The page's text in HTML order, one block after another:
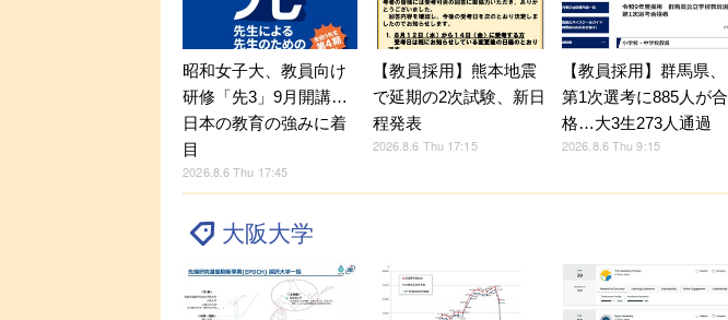
昭和女子大、教員向け
研修「先3」9月開講…
日本の教育の強みに着
目
2026.8.6 Thu 17:45
【教員採用】熊本地震
で延期の2次試験、新日
程発表
2026.8.6 Thu 17:15
【教員採用】群馬県、
第1次選考に885人が合
格…大3生273人通過
2026.8.6 Thu 9:15
大阪大学